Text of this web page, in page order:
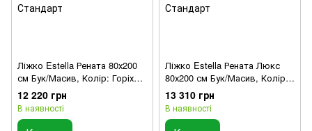
Ліжко Estella Рената 80х200
см Бук/Масив, Колір: Горіх
темний, Комплект ламелей:
Стандарт
12 220 грн
В наявності
Ліжко Estella Рената Люкс
80х200 см Бук/Масив, Колір:
Горіх темний, Комплект
ламелей: Стандарт
13 310 грн
В наявності